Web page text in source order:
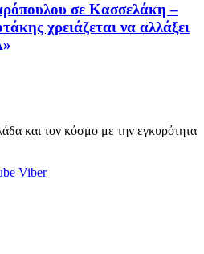
σε Κασσελάκη –
χρειάζεται να αλλάξει
και τον κόσμο με την εγκυρότητα
Viber